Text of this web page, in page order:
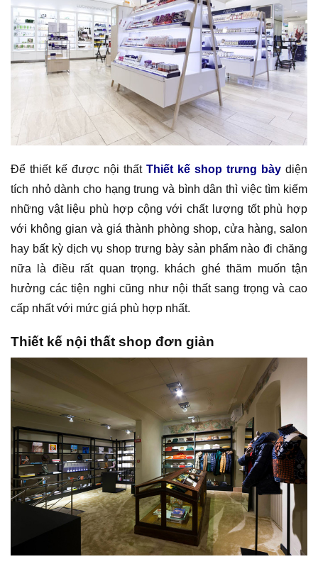
Để thiết kế được nội thất Thiết kế shop trưng bày diện
tích nhỏ dành cho hạng trung và bình dân thì việc tìm kiếm
những vật liệu phù hợp cộng với chất lượng tốt phù hợp
với không gian và giá thành phòng shop, cửa hàng, salon
hay bất kỳ dịch vụ shop trưng bày sản phẩm nào đi chăng
nữa là điều rất quan trọng. khách ghé thăm muốn tận
hưởng các tiện nghi cũng như nội thất sang trọng và cao
cấp nhất với mức giá phù hợp nhất.
Thiết kế nội thất shop đơn giản